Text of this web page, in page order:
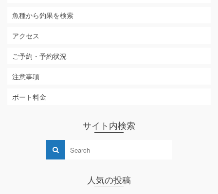
魚種から釣果を検索
アクセス
ご予約・予約状況
注意事項
ボート料金
サイト内検索
人気の投稿